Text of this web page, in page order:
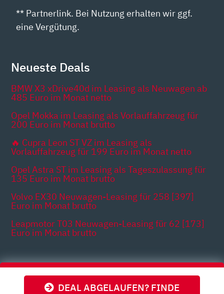
DEAL ABGELAUFEN? FINDE
** Partnerlink. Bei Nutzung erhalten wir ggf.
eine Vergütung.
Neueste Deals
BMW X3 xDrive40d im Leasing als Neuwagen ab
485 Euro im Monat netto
Opel Mokka im Leasing als Vorlauffahrzeug für
200 Euro im Monat brutto
🔥 Cupra Leon ST VZ im Leasing als
Vorlauffahrzeug für 199 Euro im Monat netto
Opel Astra ST im Leasing als Tageszulassung für
135 Euro im Monat brutto
Volvo EX30 Neuwagen-Leasing für 258 [397]
Euro im Monat brutto
Leapmotor T03 Neuwagen-Leasing für 62 [173]
Euro im Monat brutto